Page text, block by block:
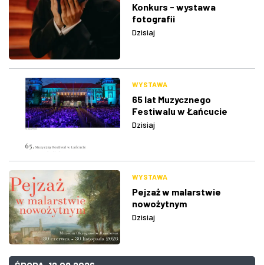
Konkurs - wystawa
fotografii
Dzisiaj
WYSTAWA
65 lat Muzycznego
Festiwalu w Łańcucie
Dzisiaj
WYSTAWA
Pejzaż w malarstwie
nowożytnym
Dzisiaj